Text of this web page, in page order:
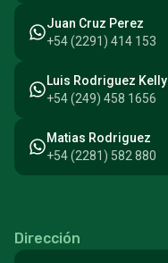
Juan Cruz Perez
+54 (2291) 414 153
Luis Rodriguez Kelly
+54 (249) 458 1656
Matias Rodriguez
+54 (2281) 582 880
Dirección